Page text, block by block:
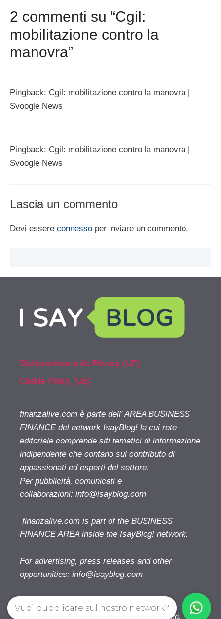
2 commenti su “Cgil:
mobilitazione contro la
manovra”
Pingback: Cgil: mobilitazione contro la manovra |
Svoogle News
Pingback: Cgil: mobilitazione contro la manovra |
Svoogle News
Lascia un commento
Devi essere connesso per inviare un commento.
Dichiarazione sulla Privacy (UE)
Cookie Policy (UE)
finanzalive.com è parte dell' AREA BUSINESS
FINANCE del network IsayBlog! la cui rete
editoriale comprende siti tematici di informazione
indipendente che contano sul contributo di
appassionati ed esperti del settore.
Per pubblicità, comunicati e
collaborazioni: info@isayblog.com
finanzalive.com is part of the BUSINESS
FINANCE AREA inside the IsayBlog! network.
For advertising, press releases and other
opportunities: info@isayblog.com
Finanzalive.com © 2026. All right reserverd.
Vuoi pubblicare sul nostro network?